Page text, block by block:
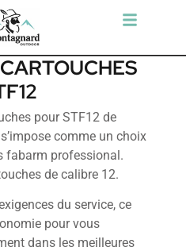
pour STF12 de
comme un choix
fabarm professional.
de calibre 12.
du service, ce
pour vous
dans les meilleures